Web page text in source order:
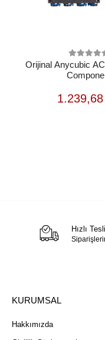
Orijinal Anycubic
Hızlı
KURUMSAL
Hakkımızda